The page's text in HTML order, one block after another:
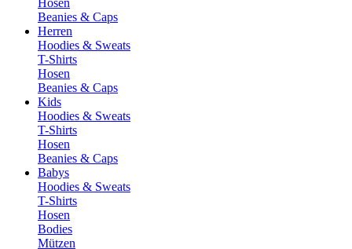
Hosen
Beanies & Caps
Herren
Hoodies & Sweats
T-Shirts
Hosen
Beanies & Caps
Kids
Hoodies & Sweats
T-Shirts
Hosen
Beanies & Caps
Babys
Hoodies & Sweats
T-Shirts
Hosen
Bodies
Mützen